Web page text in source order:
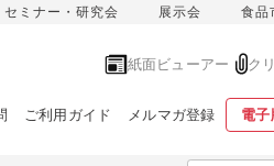
セミナー・研究会 展示会 食品
紙面ビューアー ク
ご利用ガイド メルマガ登録 電子